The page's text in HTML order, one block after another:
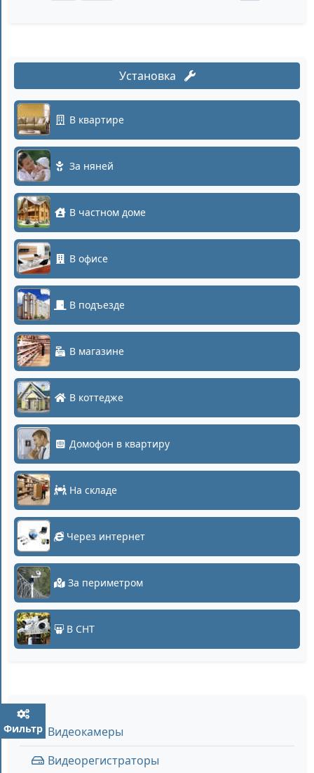
Фильтр
Установка
В квартире
За няней
В частном доме
В офисе
В подъезде
В магазине
В коттедже
Домофон в квартиру
На складе
Через интернет
За периметром
В СНТ
Видеокамеры
Видеорегистраторы